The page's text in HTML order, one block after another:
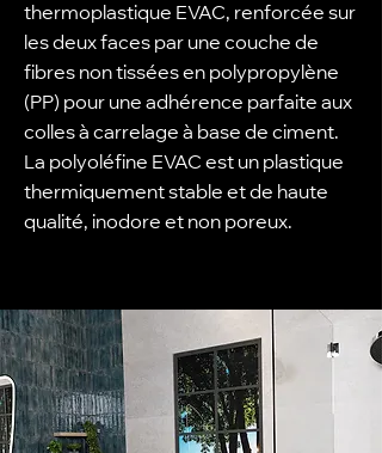
thermoplastique EVAC, renforcée sur
les deux faces par une couche de
fibres non tissées en polypropylène
(PP) pour une adhérence parfaite aux
colles à carrelage à base de ciment.
La polyoléfine EVAC est un plastique
thermiquement stable et de haute
qualité, inodore et non poreux.